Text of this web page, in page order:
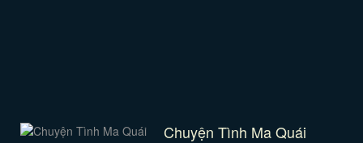
Chuyện Tình Ma Quái